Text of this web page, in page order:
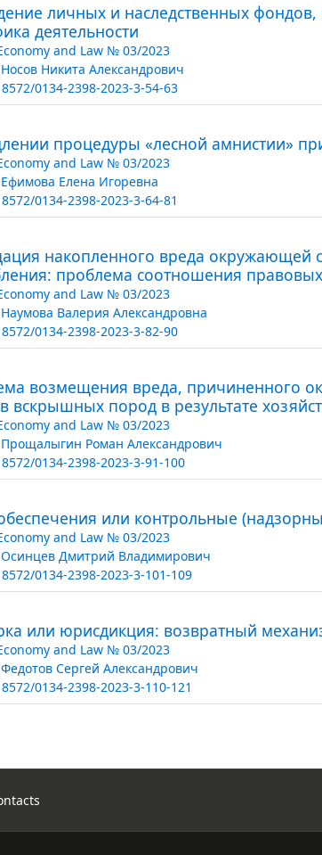
личных и наследственных фондов,
деятельности
and Law № 03/2023
Носов Никита Александрович
0134-2398-2023-3-54-63
процедуры «лесной амнистии»
and Law № 03/2023
Ефимова Елена Игоревна
0134-2398-2023-3-64-81
накопленного вреда окружающей
проблема соотношения правовых
and Law № 03/2023
Наумова Валерия Александровна
0134-2398-2023-3-82-90
возмещения вреда, причиненного
вскрышных пород в результате
and Law № 03/2023
Прощалыгин Роман Александрович
0134-2398-2023-3-91-100
или контрольные
and Law № 03/2023
Осинцев Дмитрий Владимирович
0134-2398-2023-3-101-109
или юрисдикция: возвратный
and Law № 03/2023
Федотов Сергей Александрович
0134-2398-2023-3-110-121